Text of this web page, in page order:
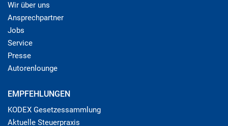
Wir über uns
Ansprechpartner
Jobs
Service
Presse
Autorenlounge
EMPFEHLUNGEN
KODEX Gesetzessammlung
Aktuelle Steuerpraxis